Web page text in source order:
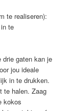
te realiseren):
te
drie gaten kan je
jou ideale
in te drukken.
te halen. Zaag
kokos